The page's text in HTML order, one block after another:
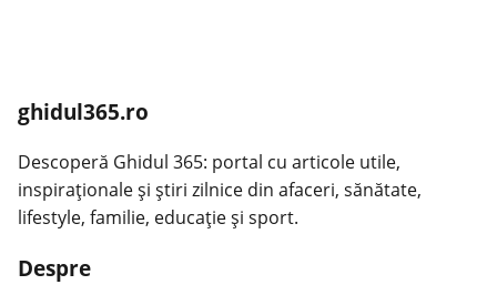
ghidul365.ro
Descoperă Ghidul 365: portal cu articole utile,
inspiraționale și știri zilnice din afaceri, sănătate,
lifestyle, familie, educație și sport.
Despre